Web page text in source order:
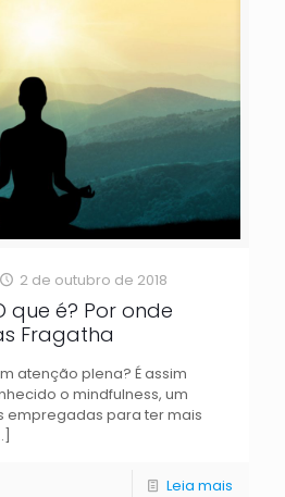
2 de outubro de 2018
que é? Por onde
Fragatha
atenção plena? É assim
o mindfulness, um
empregadas para ter mais
Leia mais